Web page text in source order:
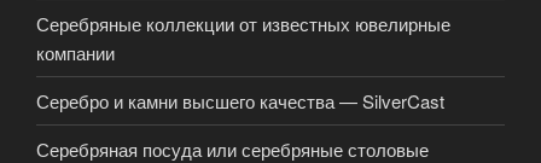
Серебряные коллекции от известных ювелирные
компании
Серебро и камни высшего качества — SilverCast
Серебряная посуда или серебряные столовые